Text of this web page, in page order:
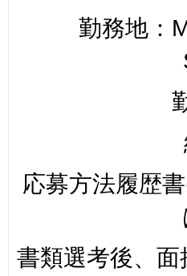
勤務地：
応募方法履歴
書類選考後、